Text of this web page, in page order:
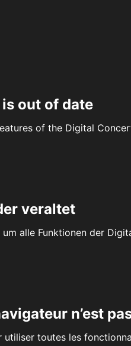
out of date
of the Digital
veraltet
alle Funktionen der
n’est
toutes les